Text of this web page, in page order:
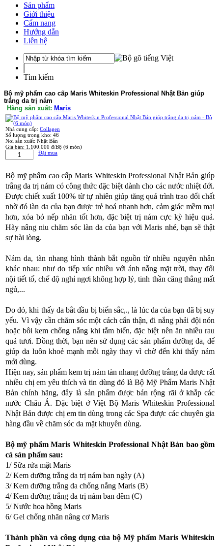
Sản phẩm
Giới thiệu
Cẩm nang
Hướng dẫn
Liên hệ
Tìm kiếm
Bộ mỹ phẩm cao cấp Maris Whiteskin Professional Nhật Bản giúp
trắng da trị nám
Hãng sản xuất: Maris
Nhà cung cấp: Collagen
Số lượng trong kho: 46
Nơi sản xuất: Nhật Bản
Giá bán: 1.100.000 đ/Bộ (6 món)
Đặt mua
Bộ mỹ phẩm cao cấp Maris Whiteskin Professional Nhật Bản giúp
trắng da trị nám có công thức đặc biệt dành cho các nước nhiệt đới.
Được chiết xuất 100% từ tự nhiên giúp tăng quá trình trao đổi chất
nhờ đó làn da của bạn được trẻ hoá nhanh hơn, cảm giác mềm mại
hơn, xóa bỏ nếp nhăn tốt hơn, đặc biệt trị nám cực kỳ hiệu quả.
Hãy nâng niu chăm sóc làn da của bạn với Maris nhé, bạn sẽ thật
sự hài lòng.
Nám da, tàn nhang hình thành bắt nguồn từ nhiều nguyên nhân
khác nhau: như do tiếp xúc nhiều với ánh nắng mặt trời, thay đổi
nội tiết tố, chế độ nghỉ ngơi không hợp lý, tinh thần căng thẳng mất
ngủ,...
Do đó, khi thấy da bắt đầu bị biến sắc,., là lúc da của bạn đã bị suy
yếu. Vì vậy cần chăm sóc một cách cẩn thận, đi nắng phải đội nón
hoặc bôi kem chống nắng khi tắm biển, đặc biệt nên ăn nhiều rau
quả tươi. Đồng thời, bạn nên sử dụng các sản phẩm dưỡng da, để
giúp da luôn khoẻ mạnh mỗi ngày thay vì chờ đến khi thấy nám
mới dùng.
Hiện nay, sản phẩm kem trị nám tàn nhang dưỡng trắng da được rất
nhiều chị em yêu thích và tin dùng đó là Bộ Mỹ Phẩm Maris Nhật
Bản chính hãng, đây là sản phẩm được bán rộng rãi ở khắp các
nước Châu Á. Đặc biệt ở Việt Bộ Maris Whiteskin Professional
Nhật Bản được chị em tin dùng trong các Spa được các chuyên gia
hàng đầu về chăm sóc da mặt khuyên dùng.
Bộ mỹ phẩm Maris Whiteskin Professional Nhật Bản bao gồm
cá sản phẩm sau:
1/ Sữa rửa mặt Maris
2/ Kem dưỡng trắng da trị nám ban ngày (A)
3/ Kem dưỡng trắng da chống nắng Maris (B)
4/ Kem dưỡng trắng da trị nám ban đêm (C)
5/ Nước hoa hồng Maris
6/ Gel chống nhăn nâng cơ Maris
Thành phần và công dụng của bộ Mỹ phẩm Maris Whiteskin